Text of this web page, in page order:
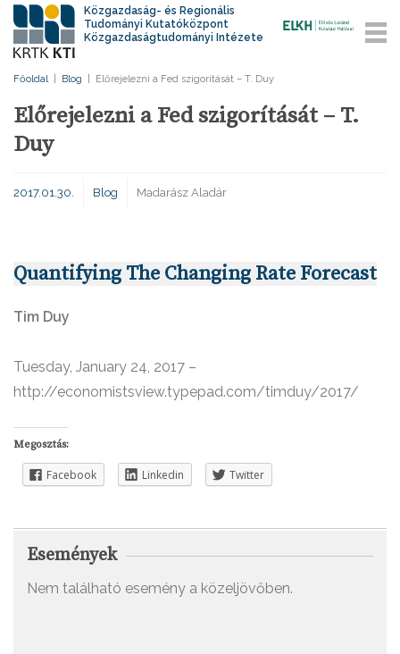
Közgazdaság- és Regionális
Tudományi Kutatóközpont
Közgazdaságtudományi Intézete
Főoldal Blog Előrejelezni a Fed szigorítását – T. Duy
Előrejelezni a Fed szigorítását – T.
Duy
2017.01.30. Blog Madarász Aladár
Quantifying The Changing Rate Forecast
Tim Duy
Tuesday, January 24, 2017 –
http://economistsview.typepad.com/timduy/2017/
Megosztás:
Facebook Linkedin Twitter
Események
Nem található esemény a közeljövőben.